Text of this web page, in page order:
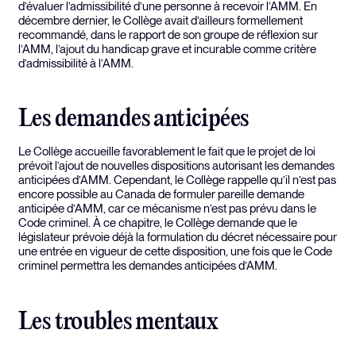
d’évaluer l’admissibilité d’une personne à recevoir l’AMM. En
décembre dernier, le Collège avait d’ailleurs formellement
recommandé, dans le rapport de son groupe de réflexion sur
l’AMM, l’ajout du handicap grave et incurable comme critère
d’admissibilité à l’AMM.
Les demandes anticipées
Le Collège accueille favorablement le fait que le projet de loi
prévoit l’ajout de nouvelles dispositions autorisant les demandes
anticipées d’AMM. Cependant, le Collège rappelle qu’il n’est pas
encore possible au Canada de formuler pareille demande
anticipée d’AMM, car ce mécanisme n’est pas prévu dans le
Code criminel. À ce chapitre, le Collège demande que le
législateur prévoie déjà la formulation du décret nécessaire pour
une entrée en vigueur de cette disposition, une fois que le Code
criminel permettra les demandes anticipées d’AMM.
Les troubles mentaux